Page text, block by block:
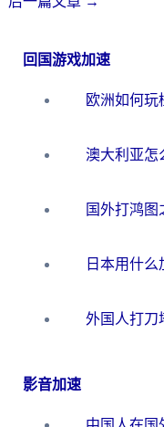
回国游戏加速
影音加速